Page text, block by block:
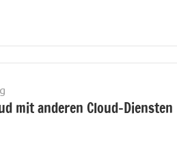
mit anderen Cloud-Diensten